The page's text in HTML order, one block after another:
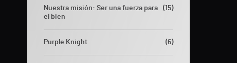
Nuestra misión: Ser una fuerza para
el bien
(15)
Purple Knight (6)